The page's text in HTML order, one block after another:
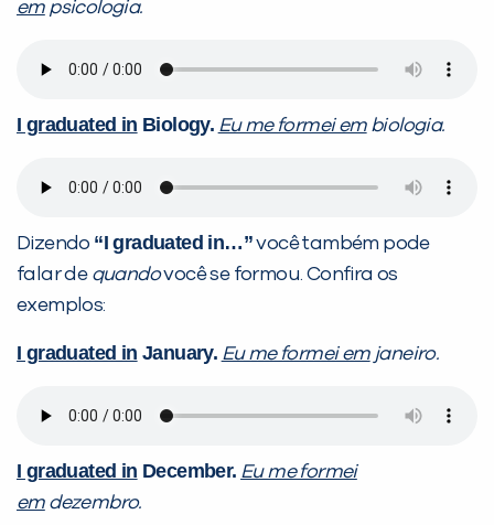
empsicologia.
I graduated in Biology. Eu me formei embiologia.
Dizendo “I graduated in…”você também pode
falar de quandovocê se formou. Confira os
exemplos:
I graduated in January. Eu me formei emjaneiro.
I graduated in December. Eu me formei
emdezembro.